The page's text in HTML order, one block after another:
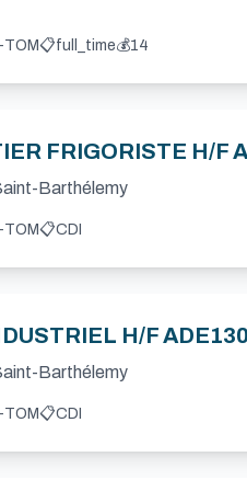
📋full_time💰14
FRIGORISTE H/F
Barthélemy
📋CDI
H/F
Barthélemy
📋CDI